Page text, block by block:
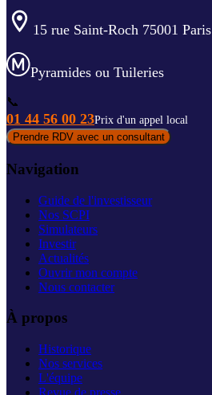
15 rue Saint-Roch 75001 Paris
Pyramides ou Tuileries
📞
01 44 56 00 23Prix d'un appel local
Prendre RDV avec un consultant
Navigation
Guide de l'investisseur
Nos SCPI
Simulateurs
Investir
Actualités
Ouvrir mon compte
Nous contacter
À propos
Historique
Nos services
L'équipe